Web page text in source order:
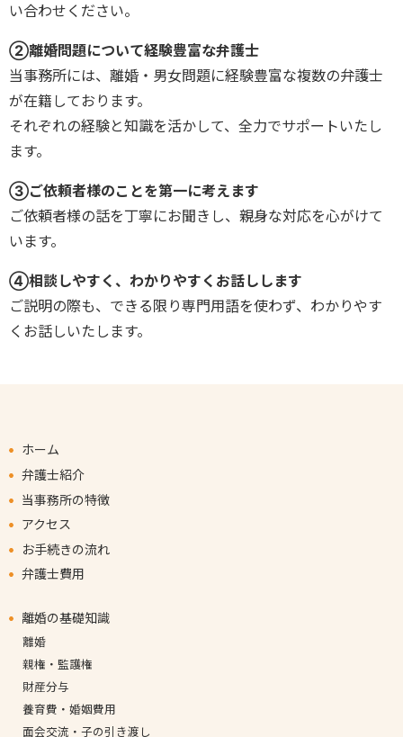
い合わせください。
②離婚問題について経験豊富な弁護士
当事務所には、離婚・男女問題に経験豊富な複数の弁護士
が在籍しております。
それぞれの経験と知識を活かして、全力でサポートいたし
ます。
③ご依頼者様のことを第一に考えます
ご依頼者様の話を丁寧にお聞きし、親身な対応を心がけて
います。
④相談しやすく、わかりやすくお話しします
ご説明の際も、できる限り専門用語を使わず、わかりやす
くお話しいたします。
ホーム
弁護士紹介
当事務所の特徴
アクセス
お手続きの流れ
弁護士費用
離婚の基礎知識
離婚
親権・監護権
財産分与
養育費・婚姻費用
面会交流・子の引き渡し